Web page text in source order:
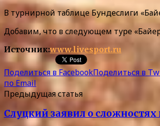
В турнирной таблице Бундеслиги
Добавим, что в следующем туре
Источник:www.livesport.ru
Поделиться в FacebookПоделиться в
по Email
Предыдущая статья
Слуцкий заявил о